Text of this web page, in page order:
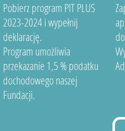
Pobierz program PIT PLUS
2023-2024 i wypełnij
deklarację.
Program umożliwia
przekazanie 1,5 % podatku
dochodowego naszej
Fundacji.